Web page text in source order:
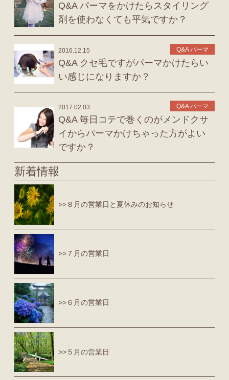
Q&A パーマをかけたらスタイリング
剤を使わなくても平気ですか？
2016.12.15 Q&A パーマ
Q&A クセ毛ですがパーマかけたらい
い感じになりますか？
2017.02.03 Q&A パーマ
Q&A 毎日コテで巻くのがメンドクサ
イからパーマかけちゃった方がよい
ですか？
新着情報
>>８月の営業日と夏休みのお知らせ
>>７月の営業日
>>６月の営業日
>>５月の営業日